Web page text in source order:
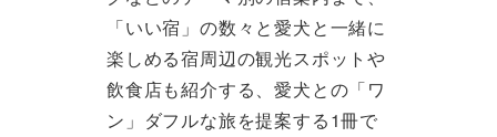
「いい宿」の数々と愛犬と一緒に
楽しめる宿周辺の観光スポットや
飲食店も紹介する、愛犬との「ワ
ン」ダフルな旅を提案する1冊で